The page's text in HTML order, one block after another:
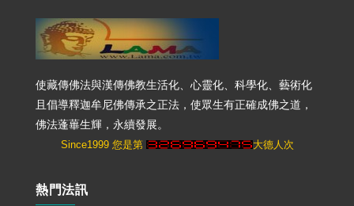
使藏傳佛法與漢傳佛教生活化、心靈化、科學化、藝術化
且倡導釋迦牟尼佛傳承之正法，使眾生有正確成佛之道，
佛法蓬蓽生輝，永續發展。
Since1999 您是第 大德人次
熱門法訊